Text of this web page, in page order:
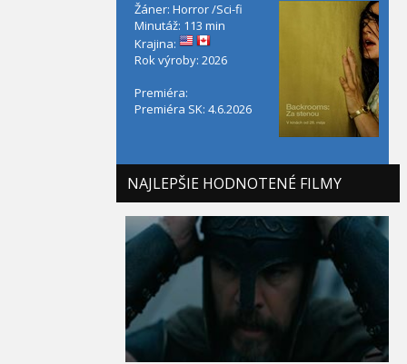
Žáner: Horror /Sci-fi
Minutáž: 113 min
Krajina:
Rok výroby: 2026
Premiéra:
Premiéra SK: 4.6.2026
NAJLEPŠIE HODNOTENÉ FILMY